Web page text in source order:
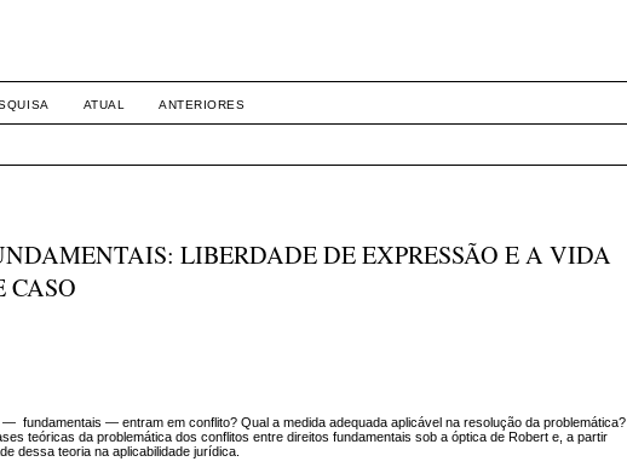
ATUAL ANTERIORES
LIBERDADE DE EXPRESSÃO E A VIDA
CASO
fundamentais — entram em conflito? Qual a medida adequada aplicável na resolução da problemática?
teóricas da problemática dos conflitos entre direitos fundamentais sob a óptica de Robert e, a partir
dessa teoria na aplicabilidade jurídica.